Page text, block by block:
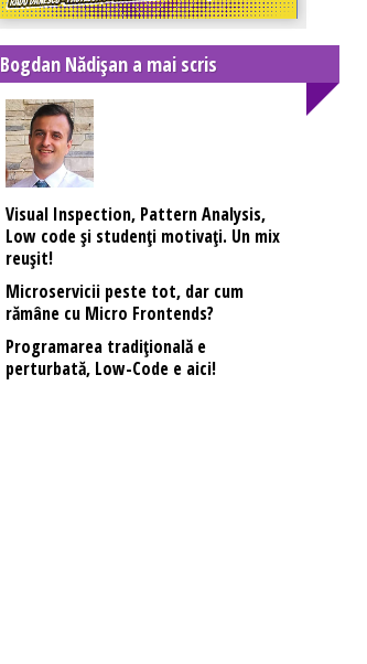
Bogdan Nădișan a mai scris
Visual Inspection, Pattern Analysis,
Low code și studenți motivați. Un mix
reușit!
Microservicii peste tot, dar cum
rămâne cu Micro Frontends?
Programarea tradiţională e
perturbată, Low-Code e aici!